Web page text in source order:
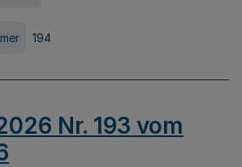
194
Nr. 193 vom